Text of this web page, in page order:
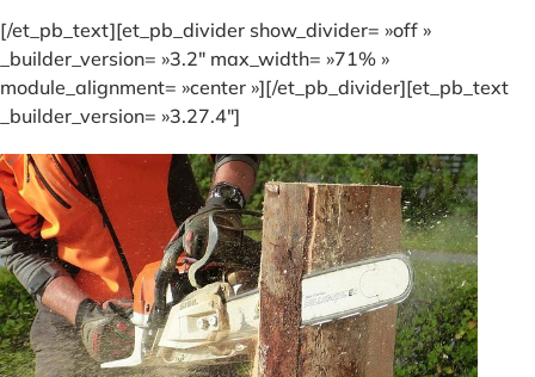
[/et_pb_text][et_pb_divider show_divider= »off »
_builder_version= »3.2″ max_width= »71% »
module_alignment= »center »][/et_pb_divider][et_pb_text
_builder_version= »3.27.4″]